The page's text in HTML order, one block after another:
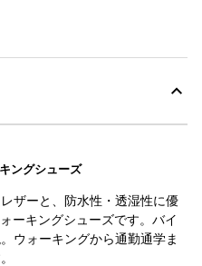
ングシューズ
ザーと、防水性・透湿性に優
ーキングシューズです。バイ
ウォーキングから通勤通学ま